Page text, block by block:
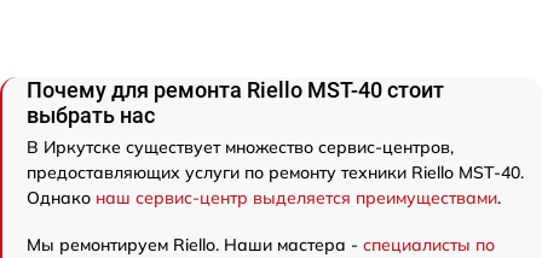
Почему для ремонта Riello MST-40 стоит
выбрать нас
В Иркутске существует множество сервис-центров,
предоставляющих услуги по ремонту техники Riello MST-40.
Однако наш сервис-центр выделяется преимуществами.
Мы ремонтируем Riello. Наши мастера - специалисты по